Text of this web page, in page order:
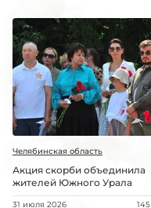
Челябинская область
Акция скорби объединила
жителей Южного Урала
31 июля 2026 145